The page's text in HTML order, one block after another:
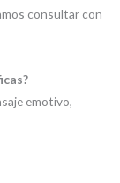
consultar con
emotivo,